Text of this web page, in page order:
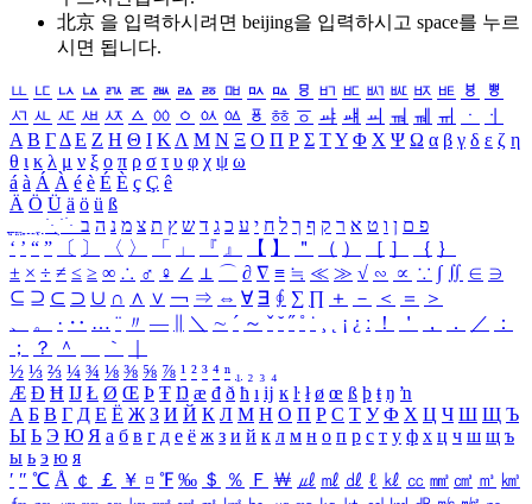
北京 을 입력하시려면 beijing을 입력하시고 space를 누르
시면 됩니다.
ㅥ ㅦ ㅧ ㅨ ㅩ ㅪ ㅫ ㅬ ㅭ ㅮ ㅯ ㅰ ㅱ ㅲ ㅳ ㅴ ㅵ ㅶ ㅷ ㅸ
ㅹ
ㅺ ㅻ ㅼ ㅽ ㅾ ㅿ ㆀ ㆁ ㆂ ㆃ ㆄ ㆅ ㆆ ㆇ ㆈ ㆉ ㆊ ㆋ ㆌ ㆍ
ㆎ
Α Β ΓΔ Ε Ζ Η Θ Ι ΚΛ Μ Ν Ξ Ο Π Ρ Σ ΤΥ Φ Χ Ψ Ω α β γ δ ε ζ η
θ ι κ λ μ ν ξ ο π ρ σ τ υ φ χ ψ ω
á à Á À é è É È ç Ç ê
Ä Ö Ü ä ö ü ß
ִֶֹ ֻּ ׁׂ פ ם ן ו ט א ר ק ף ך ל ח י ע כ ג ד ש ץ ת צ מ נ ה ב
‘ ’ “ ” 〔 〕 〈 〉 「 」 『 』 【 】 ＂ （ ） ［ ］ ｛ ｝
± × ÷ ≠ ≤ ≥ ∞ ∴ ♂ ♀ ∠ ⊥ ⌒ ∂ ∇ ≡ ≒ ≪ ≫ √ ∽ ∝ ∵ ∫ ∬ ∈ ∋
⊆ ⊇ ⊂ ⊃ ∪ ∩ ∧ ∨ ￢ ⇒ ⇔ ∀ ∃ ∮ ∑ ∏ ＋ － ＜ ＝
＞
、
。 · ‥ … ¨ 〃 ― ＼ ∼ ´ ～ ˇ ˘ ˝ ˚ ˙ ¸ ¡ ¿ ː ！ ＇ ， ． ／
：
；
？ ＾ ｀
½ ⅓ ⅔ ¼ ¾ ⅛ ⅜ ⅝ ⅞ ¹ ² ³ ⁴ ⁿ ₁ ₂ ₃ ₄
Æ Ð Ħ Ĳ Ł Ø Œ Þ Ŧ Ŋ æ đ ð ħ ı ĳ ĸ ŀ ł ø œ ß þ ŧ ŋ ŉ
А Б В Г Д Е Ё Ж З И Й К Л М Н О П Р С Т У Ф Х Ц Ч Ш Щ Ъ
Ы Ь Э Ю Я а б в г д е ё ж з и й к л м н о п р с т у ф х ц ч ш щ ъ
ы ь э ю я
′ ″ ℃ Å ￠ ￡ ￥ ¤ ℉ ‰ ＄ ％ Ｆ ￦ ㎕ ㎖ ㎗ ℓ ㎘ ㏄ ㎣ ㎤ ㎥ ㎦